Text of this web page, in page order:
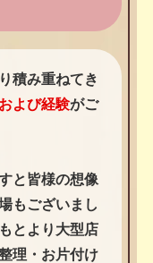
積み重ねてき
よび経験がご
と皆様の想像
もございまし
とより大型店
理・お片付け